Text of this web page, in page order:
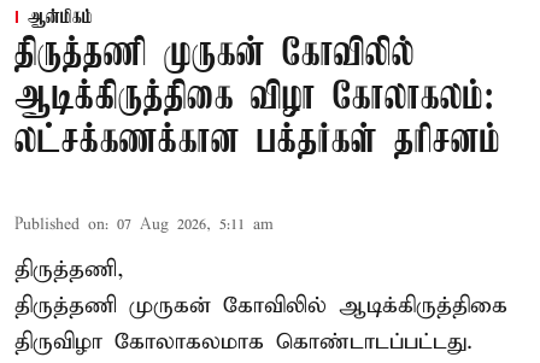
ஆன்மிகம்
திருத்தணி முருகன் கோவிலில்
ஆடிக்கிருத்திகை விழா கோலாகலம்:
லட்சக்கணக்கான பக்தர்கள் தரிசனம்
Published on: 07 Aug 2026, 5:11 am
திருத்தணி,
திருத்தணி முருகன் கோவிலில் ஆடிக்கிருத்திகை
திருவிழா கோலாகலமாக கொண்டாடப்பட்டது.